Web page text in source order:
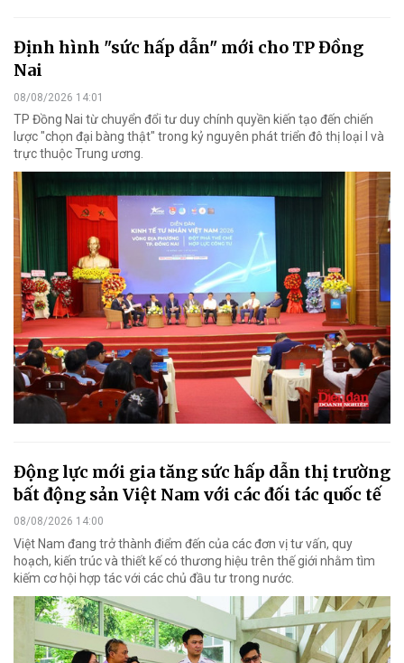
Định hình "sức hấp dẫn" mới cho TP Đồng
Nai
08/08/2026 14:01
TP Đồng Nai từ chuyển đổi tư duy chính quyền kiến tạo đến chiến
lược "chọn đại bàng thật" trong kỷ nguyên phát triển đô thị loại I và
trực thuộc Trung ương.
Động lực mới gia tăng sức hấp dẫn thị trường
bất động sản Việt Nam với các đối tác quốc tế
08/08/2026 14:00
Việt Nam đang trở thành điểm đến của các đơn vị tư vấn, quy
hoạch, kiến trúc và thiết kế có thương hiệu trên thế giới nhằm tìm
kiếm cơ hội hợp tác với các chủ đầu tư trong nước.